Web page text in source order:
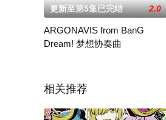
更新至第5集已完结 2.0
ARGONAVIS from BanG
Dream! 梦想协奏曲
相关推荐